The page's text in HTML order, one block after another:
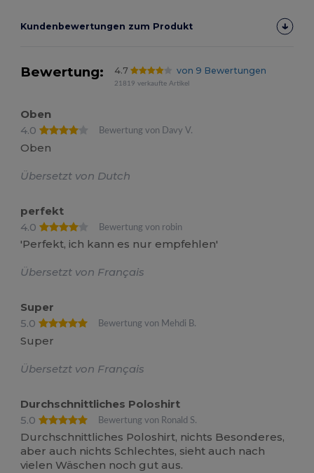
Kundenbewertungen zum Produkt
Bewertung: 4.7 von 9 Bewertungen
21819 verkaufte Artikel
Oben
4.0
Bewertung von Davy V.
Oben
Übersetzt von Dutch
perfekt
4.0
Bewertung von robin
'Perfekt, ich kann es nur empfehlen'
Übersetzt von Français
Super
5.0
Bewertung von Mehdi B.
Super
Übersetzt von Français
Durchschnittliches Poloshirt
5.0
Bewertung von Ronald S.
Durchschnittliches Poloshirt, nichts Besonderes,
aber auch nichts Schlechtes, sieht auch nach
vielen Wäschen noch gut aus.